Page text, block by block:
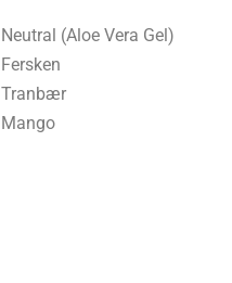
Neutral (Aloe Vera Gel)
Fersken
Tranbær
Mango